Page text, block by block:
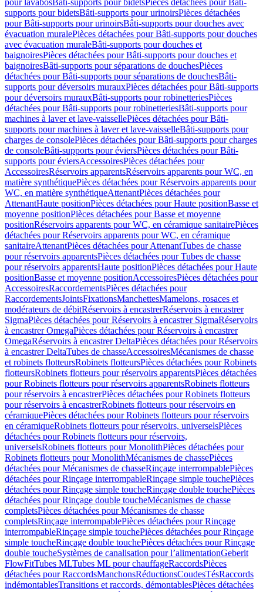
pour lavabosBâti-supports pour bidetsPièces détachées pour Bâti-
supports pour bidetsBâti-supports pour urinoirsPièces détachées
pour Bâti-supports pour urinoirsBâti-supports pour douches avec
évacuation muralePièces détachées pour Bâti-supports pour douches
avec évacuation muraleBâti-supports pour douches et
baignoiresPièces détachées pour Bâti-supports pour douches et
baignoiresBâti-supports pour séparations de douchesPièces
détachées pour Bâti-supports pour séparations de douchesBâti-
supports pour déversoirs murauxPièces détachées pour Bâti-supports
pour déversoirs murauxBâti-supports pour robinetteriesPièces
détachées pour Bâti-supports pour robinetteriesBâti-supports pour
machines à laver et lave-vaissellePièces détachées pour Bâti-
supports pour machines à laver et lave-vaisselleBâti-supports pour
charges de consolePièces détachées pour Bâti-supports pour charges
de consoleBâti-supports pour éviersPièces détachées pour Bâti-
supports pour éviersAccessoiresPièces détachées pour
AccessoiresRéservoirs apparentsRéservoirs apparents pour WC, en
matière synthétiquePièces détachées pour Réservoirs apparents pour
WC, en matière synthétiqueAttenantPièces détachées pour
AttenantHaute positionPièces détachées pour Haute positionBasse et
moyenne positionPièces détachées pour Basse et moyenne
positionRéservoirs apparents pour WC, en céramique sanitairePièces
détachées pour Réservoirs apparents pour WC, en céramique
sanitaireAttenantPièces détachées pour AttenantTubes de chasse
pour réservoirs apparentsPièces détachées pour Tubes de chasse
pour réservoirs apparentsHaute positionPièces détachées pour Haute
positionBasse et moyenne positionAccessoiresPièces détachées pour
AccessoiresRaccordementsPièces détachées pour
RaccordementsJointsFixationsManchettesMamelons, rosaces et
modérateurs de débitRéservoirs à encastrerRéservoirs à encastrer
SigmaPièces détachées pour Réservoirs à encastrer SigmaRéservoirs
à encastrer OmegaPièces détachées pour Réservoirs à encastrer
OmegaRéservoirs à encastrer DeltaPièces détachées pour Réservoirs
à encastrer DeltaTubes de chasseAccessoiresMécanismes de chasse
et robinets flotteursRobinets flotteursPièces détachées pour Robinets
flotteursRobinets flotteurs pour réservoirs apparentsPièces détachées
pour Robinets flotteurs pour réservoirs apparentsRobinets flotteurs
pour réservoirs à encastrerPièces détachées pour Robinets flotteurs
pour réservoirs à encastrerRobinets flotteurs pour réservoirs en
céramiquePièces détachées pour Robinets flotteurs pour réservoirs
en céramiqueRobinets flotteurs pour réservoirs, universelsPièces
détachées pour Robinets flotteurs pour réservoirs,
universelsRobinets flotteurs pour MonolithPièces détachées pour
Robinets flotteurs pour MonolithMécanismes de chassePièces
détachées pour Mécanismes de chasseRinçage interrompablePièces
détachées pour Rinçage interrompableRinçage simple touchePièces
détachées pour Rinçage simple toucheRinçage double touchePièces
détachées pour Rinçage double toucheMécanismes de chasse
completsPièces détachées pour Mécanismes de chasse
completsRinçage interrompablePièces détachées pour Rinçage
interrompableRinçage simple touchePièces détachées pour Rinçage
simple toucheRinçage double touchePièces détachées pour Rinçage
double toucheSystèmes de canalisation pour l’alimentationGeberit
FlowFitTubes MLTubes ML pour chauffageRaccordsPièces
détachées pour RaccordsManchonsRéductionsCoudesTésRaccords
indémontablesTransitions et raccords, démontablesPièces détachées